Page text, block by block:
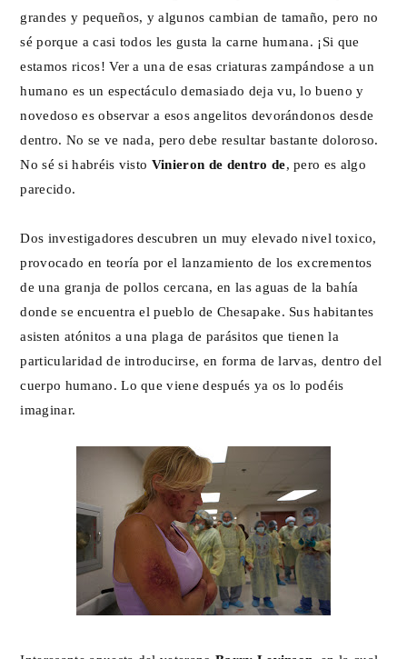
grandes y pequeños, y algunos cambian de tamaño, pero no
sé porque a casi todos les gusta la carne humana. ¡Si que
estamos ricos! Ver a una de esas criaturas zampándose a un
humano es un espectáculo demasiado deja vu, lo bueno y
novedoso es observar a esos angelitos devorándonos desde
dentro. No se ve nada, pero debe resultar bastante doloroso.
No sé si habréis visto Vinieron de dentro de , pero es algo
parecido.
Dos investigadores descubren un muy elevado nivel toxico,
provocado en teoría por el lanzamiento de los excrementos
de una granja de pollos cercana, en las aguas de la bahía
donde se encuentra el pueblo de Chesapake. Sus habitantes
asisten atónitos a una plaga de parásitos que tienen la
particularidad de introducirse, en forma de larvas, dentro del
cuerpo humano. Lo que viene después ya os lo podéis
imaginar.